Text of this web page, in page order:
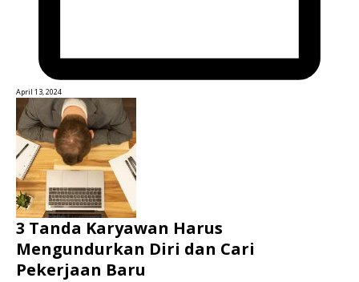
April 13, 2024
3 Tanda Karyawan Harus
Mengundurkan Diri dan Cari
Pekerjaan Baru